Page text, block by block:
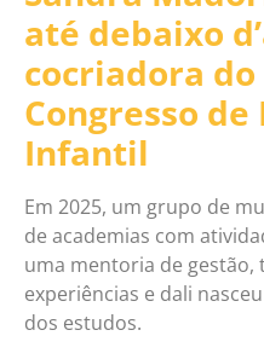
até debaixo
cocriadora do
Congresso
Infantil
Em 2025, um grupo de
de academias com
uma mentoria de
experiências e dali
dos estudos.